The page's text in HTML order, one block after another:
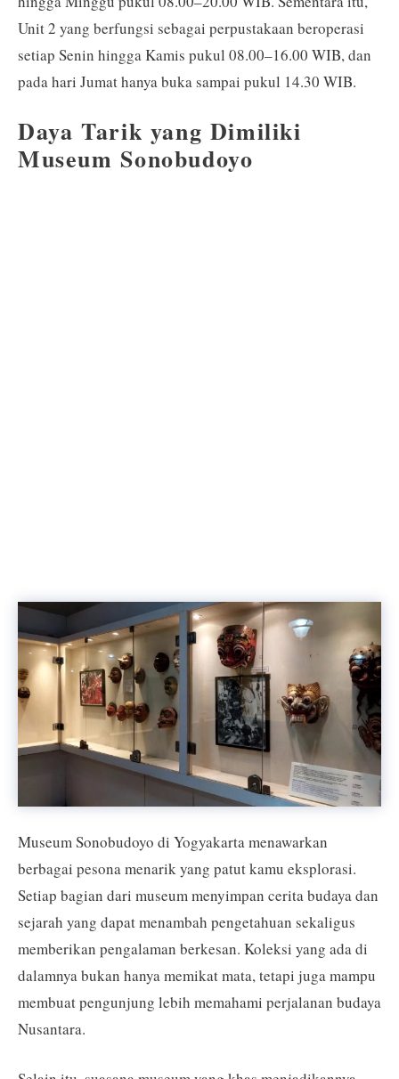
Unit 2 yang berfungsi sebagai perpustakaan beroperasi
setiap Senin hingga Kamis pukul 08.00–16.00 WIB, dan
pada hari Jumat hanya buka sampai pukul 14.30 WIB.
Daya Tarik yang Dimiliki
Museum Sonobudoyo
Museum Sonobudoyo di Yogyakarta menawarkan
berbagai pesona menarik yang patut kamu eksplorasi.
Setiap bagian dari museum menyimpan cerita budaya dan
sejarah yang dapat menambah pengetahuan sekaligus
memberikan pengalaman berkesan. Koleksi yang ada di
dalamnya bukan hanya memikat mata, tetapi juga mampu
membuat pengunjung lebih memahami perjalanan budaya
Nusantara.